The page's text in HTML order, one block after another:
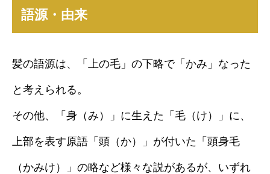
語源・由来
髪の語源は、「上の毛」の下略で「かみ」なった
と考えられる。
その他、「身（み）」に生えた「毛（け）」に、
上部を表す原語「頭（か）」が付いた「頭身毛
（かみけ）」の略など様々な説があるが、いずれ